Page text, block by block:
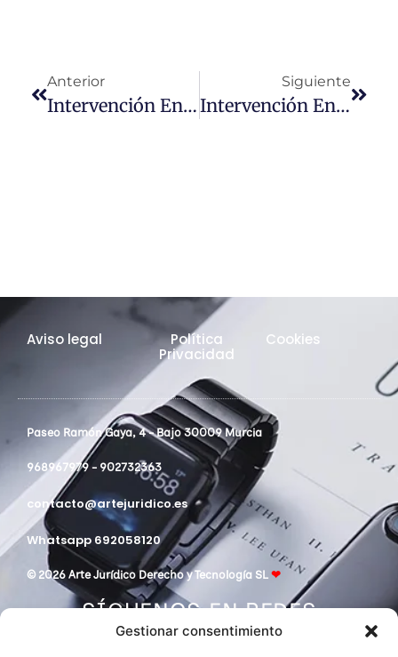
Gestionar consentimiento
Anterior
Intervención En @MuryciaORM Sobre Peleas De Gallos
Siguiente
Intervención En @MuryciaORM Sobre Desahucio De Ocupas
Aviso legal
Política
Privacidad
Cookies
Paseo Ramón Gaya, 4 - Bajo 30009 Murcia
968967979 - 902732363
contacto@artejuridico.es
Whatsapp 692058120
© 2026 Arte Jurídico Derecho y Tecnología SL ❤
SÍGUENOS EN REDES